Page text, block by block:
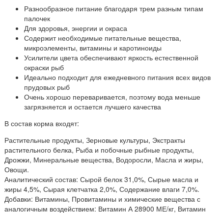
Разнообразное питание благодаря трем разным типам
палочек
Для здоровья, энергии и окраса
Содержит необходимые питательные вещества,
микроэлементы, витамины и каротиноиды
Усилители цвета обеспечивают яркость естественной
окраски рыб
Идеально подходит для ежедневного питания всех видов
прудовых рыб
Очень хорошо переваривается, поэтому вода меньше
загрязняется и остается лучшего качества
В состав корма входят:
Растительные продукты, Зерновые культуры, Экстракты
растительного белка, Рыба и побочные рыбные продукты,
Дрожжи, Минеральные вещества, Водоросли, Масла и жиры,
Овощи.
Аналитический состав: Сырой белок 31,0%, Сырые масла и
жиры 4,5%, Сырая клетчатка 2,0%, Содержание влаги 7,0%.
Добавки: Витамины, Провитамины и химические вещества с
аналогичным воздействием: Витамин А 28900 МЕ/кг, Витамин